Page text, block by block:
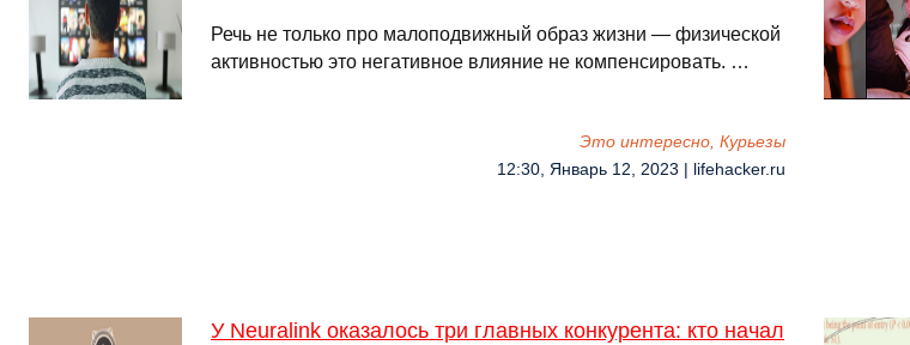
Речь не только про малоподвижный образ жизни — физической
активностью это негативное влияние не компенсировать. …
Это интересно, Курьезы
12:30, Январь 12, 2023 | lifehacker.ru
У Neuralink оказалось три главных конкурента: кто начал